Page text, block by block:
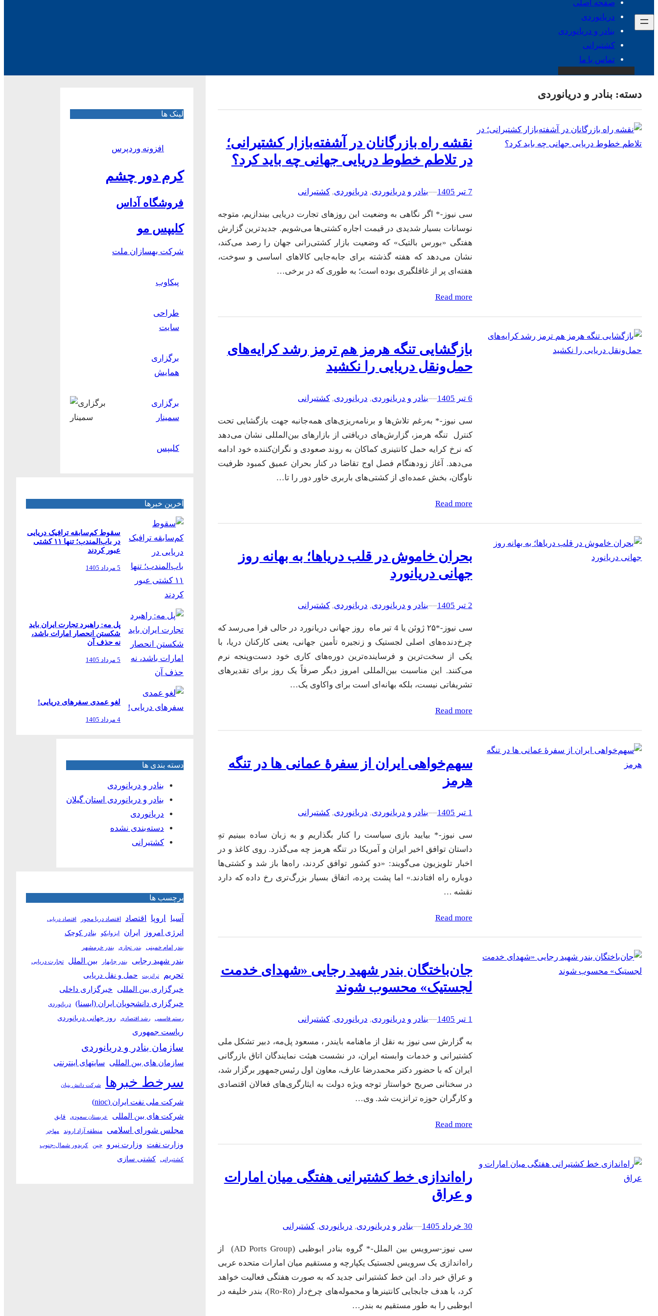
صفحه اصلی
دریانوردی
بنادر و دریانوردی
کشتیرانی
تماس با ما
دسته: بنادر و دریانوردی
نقشه راه بازرگانان در آشفته‌بازار کشتیرانی؛
در تلاطم خطوط دریایی جهانی چه باید کرد؟
7 تیر 1405 –
–بنادر و دریانوردی, دریانوردی, کشتیرانی
سی نیوز-* اگر نگاهی به وضعیت این روزهای تجارت دریایی بیندازیم، متوجه
نوسانات بسیار شدیدی در قیمت اجاره کشتی‌ها می‌شویم. جدیدترین گزارش
هفتگی «بورس بالتیک» که وضعیت بازار کشتی‌رانی جهان را رصد می‌کند،
نشان می‌دهد که هفته گذشته برای جابه‌جایی کالاهای اساسی و سوخت،
هفته‌ای پر از غافلگیری بوده است؛ به طوری که در برخی…
Read more
بازگشایی تنگه هرمز هم ترمز رشد کرایه‌های
حمل‌ونقل دریایی را نکشید
6 تیر 1405 –
–بنادر و دریانوردی, دریانوردی, کشتیرانی
سی نیوز-* به‌رغم تلاش‌ها و برنامه‌ریزی‌های همه‌جانبه جهت بازگشایی تحت
کنترل تنگه هرمز، گزارش‌های دریافتی از بازارهای بین‌المللی نشان می‌دهد
که نرخ کرایه حمل کانتینری کماکان به روند صعودی و نگران‌کننده خود ادامه
می‌دهد. آغاز زودهنگام فصل اوج تقاضا در کنار بحران عمیق کمبود ظرفیت
ناوگان، بخش عمده‌ای از کشتی‌های باربری خاور دور را تا…
Read more
بحران خاموش در قلب دریاها؛ به بهانه روز
جهانی دریانورد
2 تیر 1405 –
–بنادر و دریانوردی, دریانوردی, کشتیرانی
سی نیوز-*۲۵ ژوئن یا 4 تیر ماه روز جهانی دریانورد در حالی فرا می‌رسد که
چرخ‌دنده‌های اصلی لجستیک و زنجیره تأمین جهانی، یعنی کارکنان دریا، با
یکی از سخت‌ترین و فرساینده‌ترین دوره‌های کاری خود دست‌وپنجه نرم
می‌کنند. این مناسبت بین‌المللی امروز دیگر صرفاً یک روز برای تقدیرهای
تشریفاتی نیست، بلکه بهانه‌ای است برای واکاوی یک…
Read more
سهم‌خواهی ایران از سفرۀ عمانی ها در تنگه
هرمز
1 تیر 1405 –
–بنادر و دریانوردی, دریانوردی, کشتیرانی
سی نیوز-* بیایید بازی سیاست را کنار بگذاریم و به زبان ساده ببینیم تهِ
داستان توافق اخیر ایران و آمریکا در تنگه هرمز چه می‌گذرد. روی کاغذ و در
اخبار تلویزیون می‌گویند: «دو کشور توافق کردند، راه‌ها باز شد و کشتی‌ها
دوباره راه افتادند.» اما پشت پرده، اتفاق بسیار بزرگ‌تری رخ داده که دارد
نقشه …
Read more
جان‌باختگان بندر شهید رجایی «شهدای خدمت
لجستیک» محسوب شوند
1 تیر 1405 –
–بنادر و دریانوردی, دریانوردی, کشتیرانی
به گزارش سی نیوز به نقل از ماهنامه بایندر ، مسعود پل‌مه، دبیر تشکل ملی
کشتیرانی و خدمات وابسته ایران، در نشست هیئت نمایندگان اتاق بازرگانی
ایران که با حضور دکتر محمدرضا عارف، معاون اول رئیس‌جمهور برگزار شد،
در سخنانی صریح خواستار توجه ویژه دولت به ایثارگری‌های فعالان اقتصادی
و کارگران حوزه ترانزیت شد. وی…
Read more
راه‌اندازی خط کشتیرانی هفتگی میان امارات
و عراق
30 خرداد 1405 –
–بنادر و دریانوردی, دریانوردی, کشتیرانی
سی نیوز-سرویس بین الملل-* گروه بنادر ابوظبی (AD Ports Group) از
راه‌اندازی یک سرویس لجستیک یکپارچه و مستقیم میان امارات متحده عربی
و عراق خبر داد. این خط کشتیرانی جدید که به صورت هفتگی فعالیت خواهد
کرد، با هدف جابجایی کانتینرها و محموله‌های چرخ‌دار (Ro-Ro)، بندر خلیفه در
ابوظبی را به طور مستقیم به بندر…
لینک ها
افزونه وردپرس
کرم دور چشم
فروشگاه آداس
کلیپس مو
شرکت بهسازان ملت
پیکاوب
طراحی
سایت
برگزاری
همایش
برگزاری
سمینار
کلیپس
آخرین خبرها
سقوط کم‌سابقه ترافیک دریایی
در باب‌المندب؛ تنها ۱۱ کشتی
عبور کردند
5 مرداد 1405
پل مه: راهبرد تجارت ایران باید
شکستن انحصار امارات باشد،
نه حذف آن
5 مرداد 1405
لغو عمدی سفرهای دریایی!
4 مرداد 1405
دسته بندی ها
بنادر و دریانوردی
بنادر و دریانوردی استان گیلان
دریانوردی
دسته‌بندی نشده
کشتیرانی
برچسب ها
آسیا اروپا اقتصاد اقتصاد دریا محور اقتصاد دریایی
انرژی امروز ایران ایزوایکو بنادر کوچک
بندر امام خمینی بندر تجاری بندر خرمشهر
بندر شهید رجایی بندر چابهار بین الملل تجارت دریایی
تحریم ترانزیت حمل و نقل دریایی
خبرگزاری بین المللی خبرگزاری داخلی
خبرگزاری دانشجویان ایران (ایسنا)
دریانوردی
رستم قاسمی رشد اقتصادی روز جهانی دریانوردی
ریاست جمهوری
سازمان بنادر و دریانوردی
سازمان های بین المللی سایتهای اینترنتی
سرخط خبرها شرکت دانش بنیان
شرکت ملی نفت ایران (nioc)
شرکت های بین المللی
عربستان سعودی قایق
مجلس شورای اسلامی منطقه آزاد اروند مهاجر
وزارت نفت وزارت نیرو چین کریدور شمال-جنوب
کشتیرانی کشتی سازی